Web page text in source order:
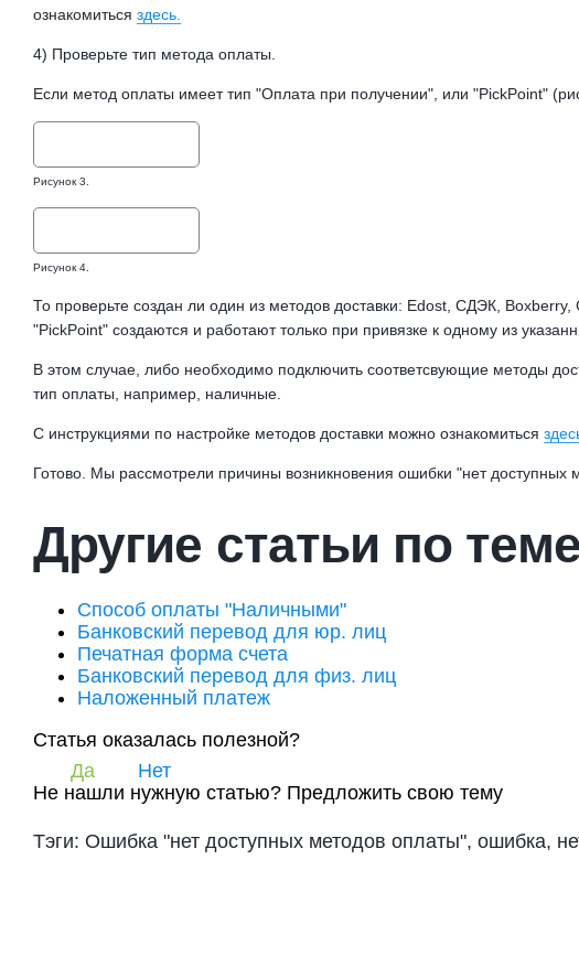
ознакомиться здесь.
4) Проверьте тип метода оплаты.
Если метод оплаты имеет тип "Оплата при получении", или "PickPoint"
Рисунок 3.
Рисунок 4.
То проверьте создан ли один из методов доставки: Edost, СДЭК,
"PickPoint" создаются и работают только при привязке к одному из
В этом случае, либо необходимо подключить соответсвующие методы
тип оплаты, например, наличные.
С инструкциями по настройке методов доставки можно ознакомиться
Готово. Мы рассмотрели причины возникновения ошибки "нет доступных
Другие статьи по теме
Способ оплаты "Наличными"
Банковский перевод для юр. лиц
Печатная форма счета
Банковский перевод для физ. лиц
Наложенный платеж
Статья оказалась полезной?
Да
Нет
Не нашли нужную статью? Предложить свою тему
Тэги: Ошибка "нет доступных методов оплаты", ошибка,